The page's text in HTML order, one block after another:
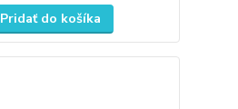
Pridať do košíka